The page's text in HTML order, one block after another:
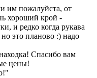
им пожалуйста, от
хороший крой -
и редко когда рукава
это планово :) надо
Спасибо вам
цены!